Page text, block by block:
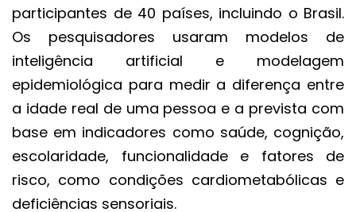
participantes de 40 países, incluindo o Brasil.
Os pesquisadores usaram modelos de
inteligência artificial e modelagem
epidemiológica para medir a diferença entre
a idade real de uma pessoa e a prevista com
base em indicadores como saúde, cognição,
escolaridade, funcionalidade e fatores de
risco, como condições cardiometabólicas e
deficiências sensoriais.